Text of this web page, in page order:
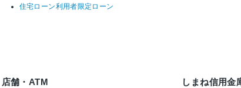
住宅ローン利用者限定ローン
店舗・ATM しまね信用金